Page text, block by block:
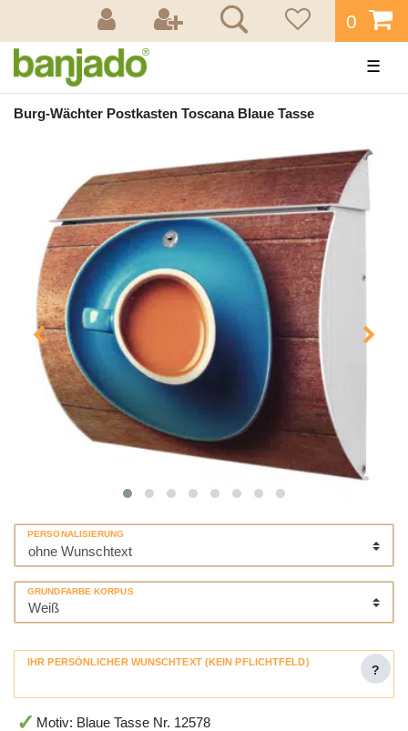
0
☰
Burg-Wächter Postkasten Toscana Blaue Tasse
PERSONALISIERUNG
GRUNDFARBE KORPUS
IHR PERSÖNLICHER WUNSCHTEXT (KEIN PFLICHTFELD)
?
Motiv: Blaue Tasse Nr. 12578